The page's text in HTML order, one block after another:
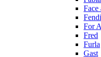
Face
Fendi
For
Fred
Furla
Gast